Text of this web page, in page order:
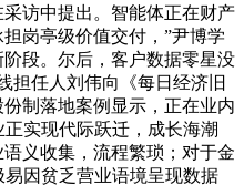
访中提出。智能体正在财产
岗亭级价值交付，”尹博学
段。尔后，客户数据零星没
担任人刘伟向《每日经济旧
制落地案例显示，正在业内
实现代际跃迁，成长海潮
义收集，流程繁琐；对于金
因贫乏营业语境呈现数据